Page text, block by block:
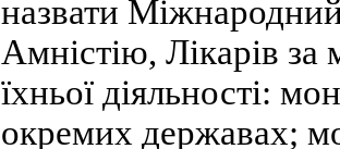
назвати
Амністію, Лікарів
їхньої діяльності:
окремих державах;